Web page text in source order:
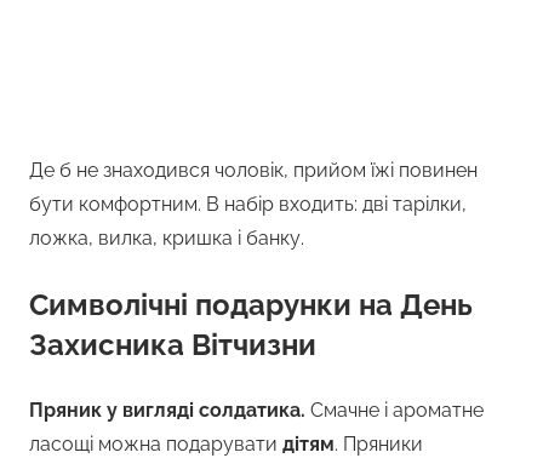
Де б не знаходився чоловік, прийом їжі повинен
бути комфортним. В набір входить: дві тарілки,
ложка, вилка, кришка і банку.
Символічні подарунки на День
Захисника Вітчизни
Пряник у вигляді солдатика. Смачне і ароматне
ласощі можна подарувати дітям. Пряники